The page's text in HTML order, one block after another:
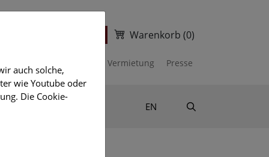
Warenkorb (0)
Vermietung Presse
EN
auch solche,
wie Youtube oder
Die Cookie-